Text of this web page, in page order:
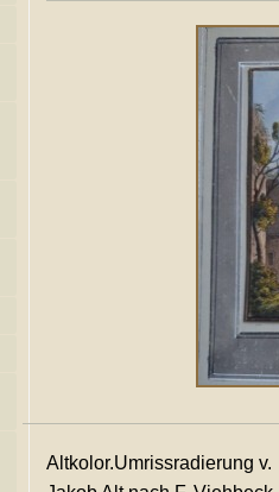
Altkolor.Umrissradierung v.